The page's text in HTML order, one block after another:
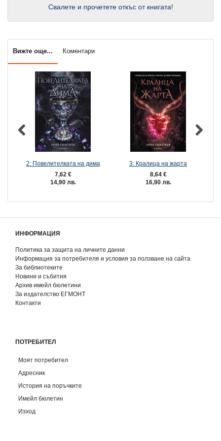
Свалете и прочетете откъс от книгата!
Вижте още... Коментари
2: Повелителката на дима
7,62 €
14,90 лв.
3: Кралица на жарта
8,64 €
16,90 лв.
ИНФОРМАЦИЯ
Политика за защита на личните данни
Информация за потребителя и условия за ползване на сайта
За библиотеките
Новини и събития
Архив имейл бюлетини
За издателство ЕГМОНТ
Контакти
ПОТРЕБИТЕЛ
Моят потребител
Адресник
История на поръчките
Имейл бюлетин
Изход